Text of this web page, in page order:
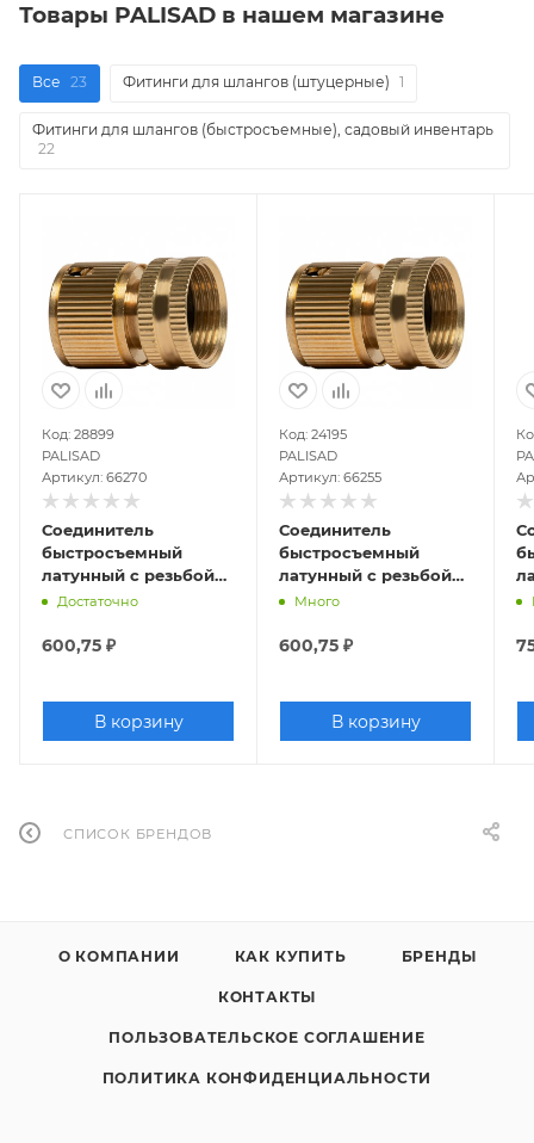
Товары PALISAD в нашем магазине
Все 23 Фитинги для шлангов (штуцерные) 1
Фитинги для шлангов (быстросъемные), садовый инвентарь
22
Код: 28899
PALISAD
Артикул: 66270
Соединитель
быстросъемный
латунный с резьбой
ВР 1/2"
Достаточно
600,75 ₽
В корзину
Код: 24195
PALISAD
Артикул: 66255
Соединитель
быстросъемный
латунный с резьбой
ВР 3/4"
Много
600,75 ₽
В корзину
1/
СПИСОК БРЕНДОВ
О КОМПАНИИ КАК КУПИТЬ БРЕНДЫ
КОНТАКТЫ
ПОЛЬЗОВАТЕЛЬСКОЕ СОГЛАШЕНИЕ
ПОЛИТИКА КОНФИДЕНЦИАЛЬНОСТИ